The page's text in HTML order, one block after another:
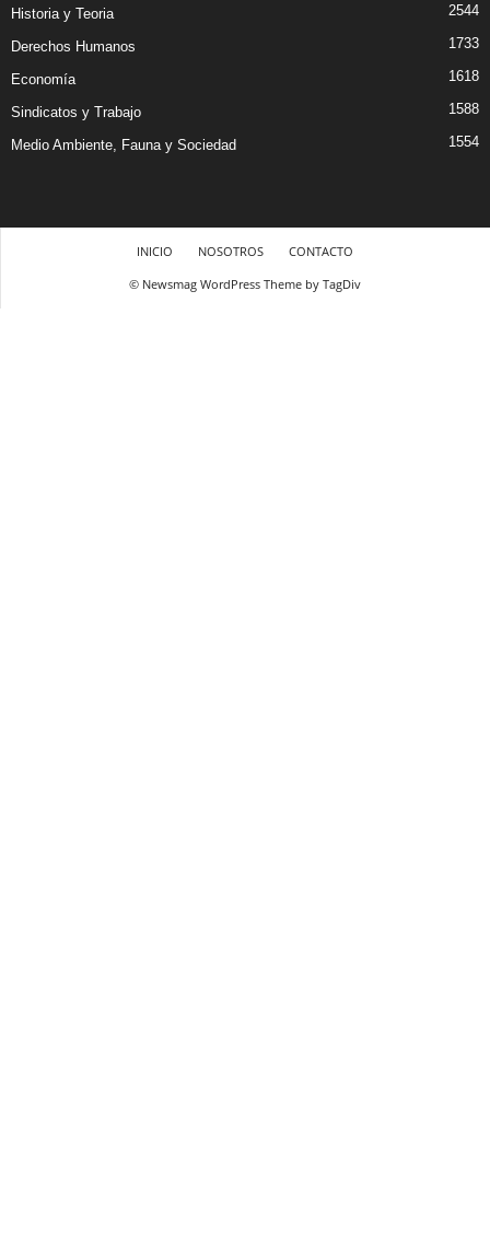
Historia y Teoria 2544
Derechos Humanos 1733
Economía 1618
Sindicatos y Trabajo 1588
Medio Ambiente, Fauna y Sociedad 1554
INICIO NOSOTROS
CONTACTO
© Newsmag WordPress Theme by TagDiv